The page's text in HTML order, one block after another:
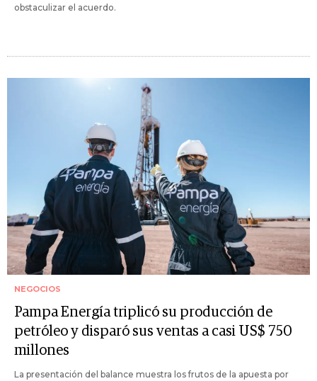
obstaculizar el acuerdo.
NEGOCIOS
Pampa Energía triplicó su producción de
petróleo y disparó sus ventas a casi US$ 750
millones
La presentación del balance muestra los frutos de la apuesta por